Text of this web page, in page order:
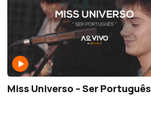
Miss Universo – Ser Português